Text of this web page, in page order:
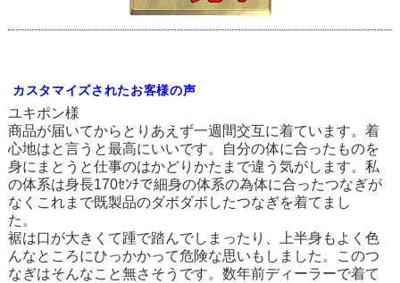
カスタマイズされたお客様の声
ユキポン様
商品が届いてからとりあえず一週間交互に着ています。着
心地はと言うと最高にいいです。自分の体に合ったものを
身にまとうと仕事のはかどりかたまで違う気がします。私
の体系は身長170ｾﾝﾁで細身の体系の為体に合ったつなぎが
なくこれまで既製品のダボダボしたつなぎを着てまし
た。
裾は口が大きくて踵で踏んでしまったり、上半身もよく色
んなところにひっかかって危険な思いもしました。このつ
なぎはそんなこと無さそうです。数年前ディーラーで着て